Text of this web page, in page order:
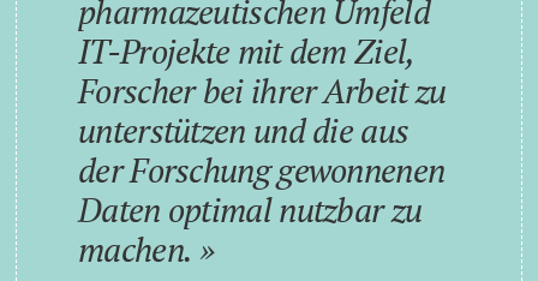
pharmazeutischen Umfeld
IT-Projekte mit dem Ziel,
Forscher bei ihrer Arbeit zu
unterstützen und die aus
der Forschung gewonnenen
Daten optimal nutzbar zu
machen.